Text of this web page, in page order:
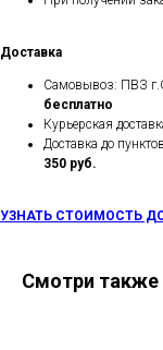
Доставка
Самовывоз: ПВЗ
бесплатно
Курьерская
Доставка до
350 руб.
УЗНАТЬ СТОИМОСТЬ
Смотри также